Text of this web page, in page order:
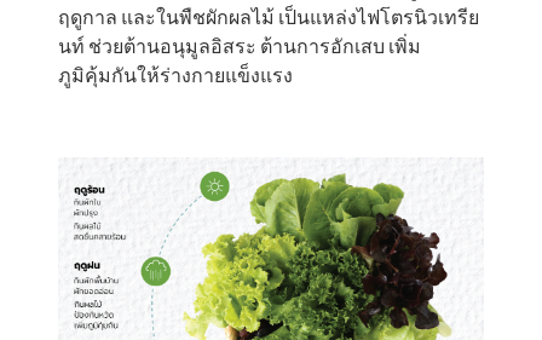
ฤดูกาล และในพืชผักผลไม้ เป็นแหล่งไฟโตรนิวเทรีย
นท์ ช่วยต้านอนุมูลอิสระ ต้านการอักเสบ เพิ่ม
ภูมิคุ้มกันให้ร่างกายแข็งแรง